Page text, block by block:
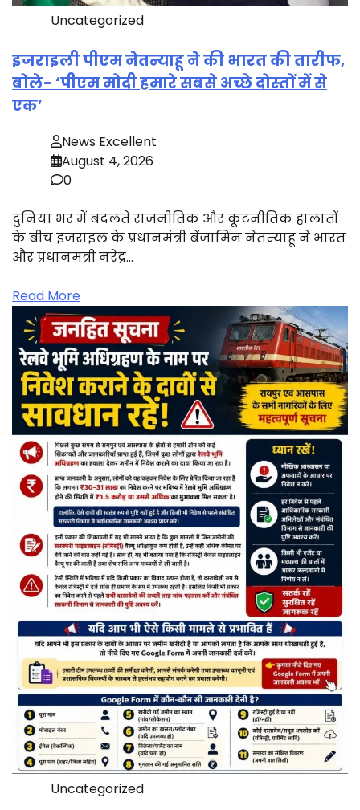
Uncategorized
इजराइली पीएम नेतन्याहू ने की भारत की तारीफ,
बोले- ‘पीएम मोदी हमारे सबसे अच्छे दोस्तों में से
एक’
News Excellent
August 4, 2026
0
दुनिया भर में बदलते राजनीतिक और कूटनीतिक हालातों
के बीच इजराइल के प्रधानमंत्री बेंजामिन नेतन्याहू ने भारत
और प्रधानमंत्री नरेंद्र…
Read More
Uncategorized